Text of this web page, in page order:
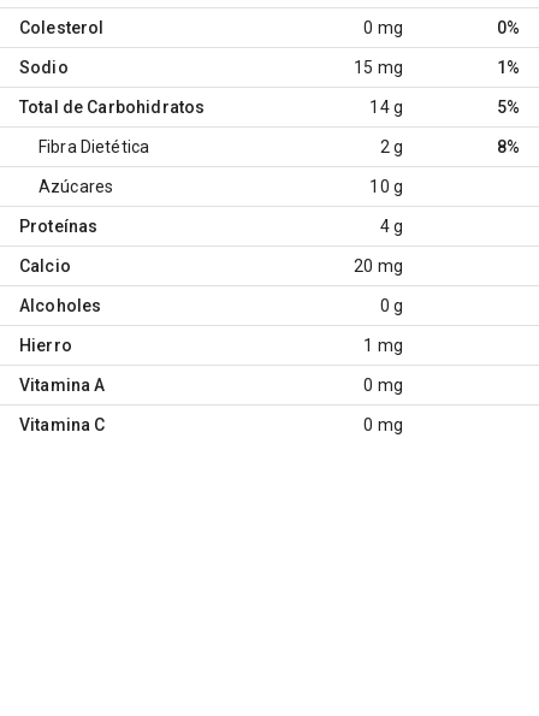
Colesterol 0 mg 0%
Sodio 15 mg 1%
Total de Carbohidratos 14 g 5%
Fibra Dietética 2 g 8%
Azúcares 10 g
Proteínas 4 g
Calcio 20 mg
Alcoholes 0 g
Hierro 1 mg
Vitamina A 0 mg
Vitamina C 0 mg